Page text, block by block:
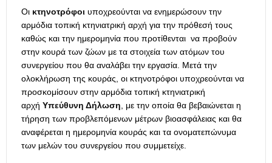
Οι κτηνοτρόφοι υποχρεούνται να ενημερώσουν την
αρμόδια τοπική κτηνιατρική αρχή για την πρόθεσή τους
καθώς και την ημερομηνία που προτίθενται να προβούν
στην κουρά των ζώων με τα στοιχεία των ατόμων του
συνεργείου που θα αναλάβει την εργασία. Μετά την
ολοκλήρωση της κουράς, οι κτηνοτρόφοι υποχρεούνται να
προσκομίσουν στην αρμόδια τοπική κτηνιατρική
αρχή Υπεύθυνη Δήλωση, με την οποία θα βεβαιώνεται η
τήρηση των προβλεπόμενων μέτρων βιοασφάλειας και θα
αναφέρεται η ημερομηνία κουράς και τα ονοματεπώνυμα
των μελών του συνεργείου που συμμετείχε.